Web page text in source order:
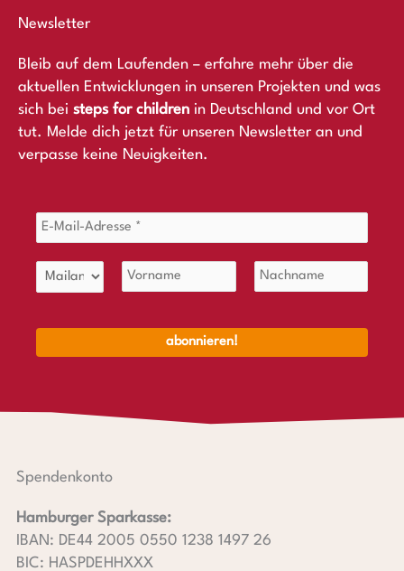
Newsletter
Bleib auf dem Laufenden – erfahre mehr über die
aktuellen Entwicklungen in unseren Projekten und was
sich bei steps for children in Deutschland und vor Ort
tut. Melde dich jetzt für unseren Newsletter an und
verpasse keine Neuigkeiten.
Spendenkonto
Hamburger Sparkasse:
IBAN: DE44 2005 0550 1238 1497 26
BIC: HASPDEHHXXX